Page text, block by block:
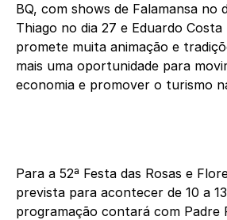
BQ, com shows de Falamansa no
Thiago no dia 27 e Eduardo
promete muita animação e
mais uma oportunidade para
economia e promover o turismo
Para a 52ª Festa das Rosas e
prevista para acontecer de 10 a
programação contará com Padre